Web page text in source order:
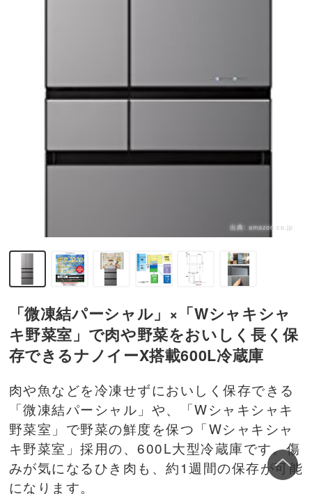
出典: amazon.co.jp
「微凍結パーシャル」×「Wシャキシャ
キ野菜室」で肉や野菜をおいしく長く保
存できるナノイーX搭載600L冷蔵庫
肉や魚などを冷凍せずにおいしく保存できる
「微凍結パーシャル」や、「Wシャキシャキ
野菜室」で野菜の鮮度を保つ「Wシャキシャ
キ野菜室」採用の、600L大型冷蔵庫です。傷
みが気になるひき肉も、約1週間の保存が可能
になります。